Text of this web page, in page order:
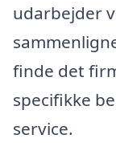
udarbejder
finde det
specifikke
service.